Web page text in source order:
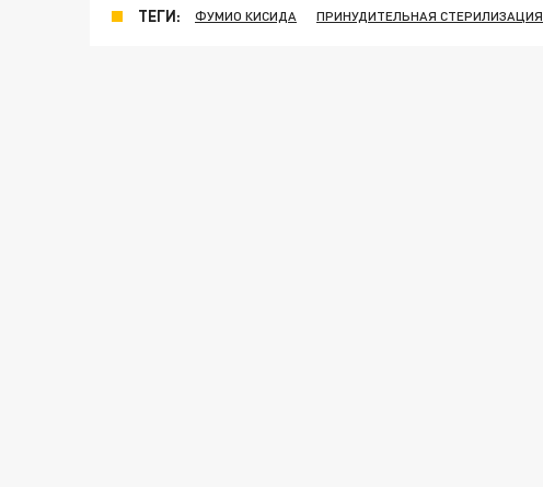
ТЕГИ: ФУМИО КИСИДА ПРИНУДИТЕЛЬНАЯ СТЕРИЛИЗАЦИЯ